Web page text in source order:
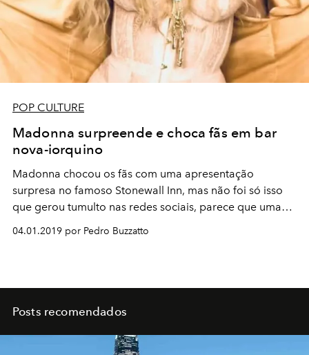
POP CULTURE
Madonna surpreende e choca fãs em bar
nova-iorquino
Madonna chocou os fãs com uma apresentação
surpresa no famoso Stonewall Inn, mas não foi só isso
que gerou tumulto nas redes sociais, parece que uma
com que a cantora de pronunciasse : "Não estou
04.01.2019 por Pedro Buzzatto
Posts recomendados